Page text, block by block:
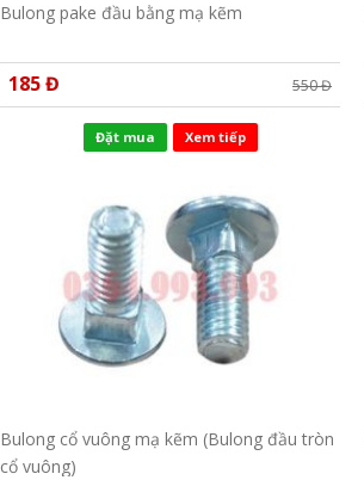
Bulong pake đầu bằng mạ kẽm
185 Đ 550 Đ
Đặt mua Xem tiếp
Bulong cổ vuông mạ kẽm (Bulong đầu tròn
cổ vuông)